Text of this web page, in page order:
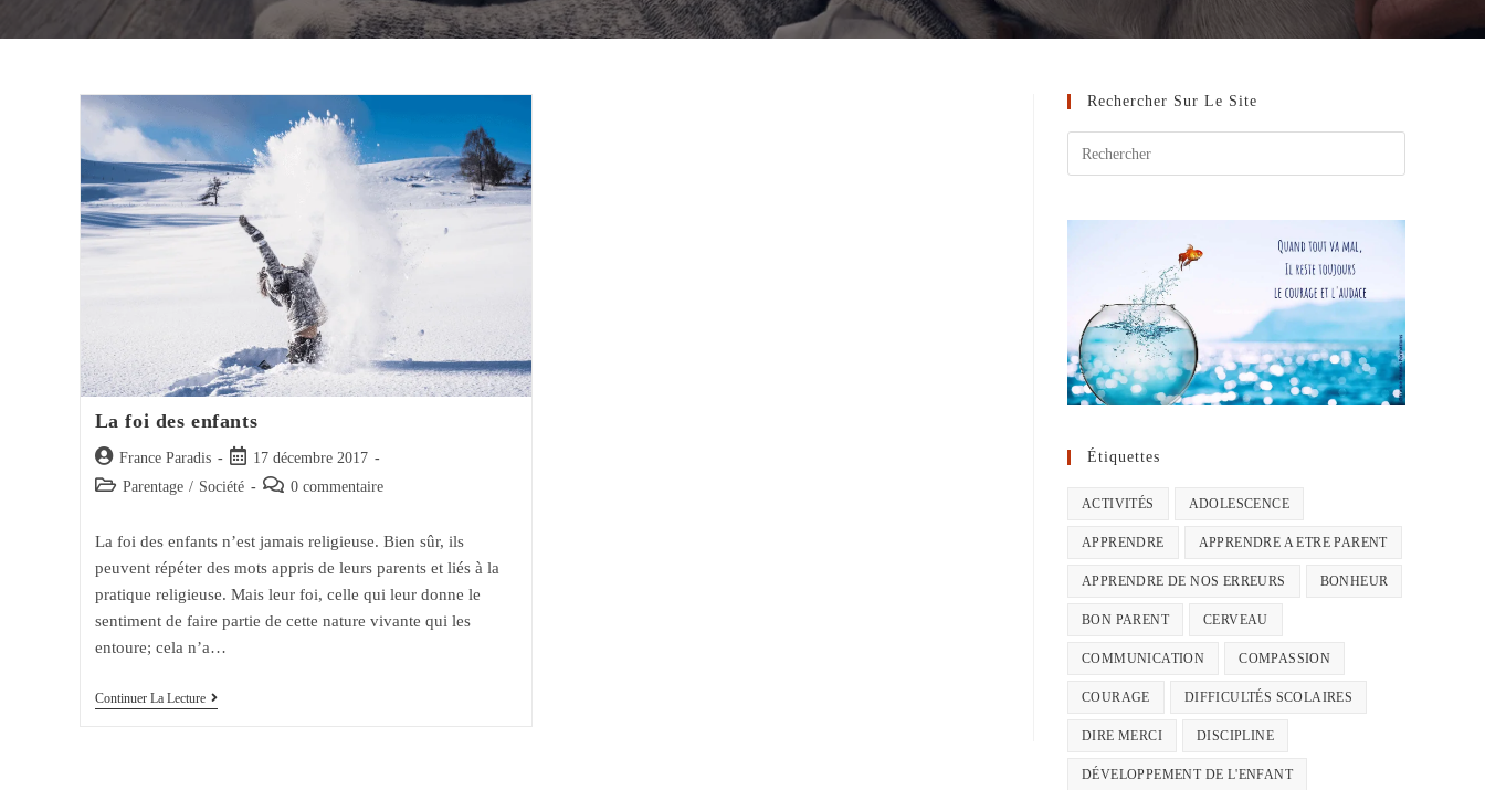
La foi des enfants
Auteur/autrice
de
France Paradis
Post
published:
17 décembre 2017
Post Parentage / Société
Post 0 commentaire
La foi des enfants n’est jamais religieuse. Bien sûr, ils
peuvent répéter des mots appris de leurs parents et liés à la
pratique religieuse. Mais leur foi, celle qui leur donne le
sentiment de faire partie de cette nature vivante qui les
entoure; cela n’a…
Continuer La LectureLa
Foi
Rechercher Sur Le Site
Étiquettes
ACTIVITÉS ADOLESCENCE
APPRENDRE APPRENDRE A ETRE PARENT
APPRENDRE DE NOS ERREURS BONHEUR
BON PARENT CERVEAU
COMMUNICATION COMPASSION
COURAGE DIFFICULTÉS SCOLAIRES
DIRE MERCI DISCIPLINE
DÉVELOPPEMENT DE L'ENFANT